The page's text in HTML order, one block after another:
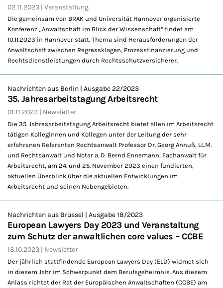
02.11.2023 Veranstaltung
Die gemeinsam von BRAK und Universität Hannover organisierte
Konferenz „Anwaltschaft im Blick der Wissenschaft“ findet am
10.11.2023 in Hannover statt. Thema sind Herausforderungen der
Anwaltschaft zwischen Regressklagen, Prozessfinanzierung und
Rechtsdienstleistungen durch Rechtsschutzversicherer.
Nachrichten aus Berlin | Ausgabe 22/2023
35. Jahresarbeitstagung Arbeitsrecht
01.11.2023 Newsletter
Die 35. Jahresarbeitstagung Arbeitsrecht bietet allen im Arbeitsrecht
tätigen Kolleginnen und Kollegen unter der Leitung der sehr
erfahrenen Referenten Rechtsanwalt Professor Dr. Georg Annuß, LL.M.
und Rechtsanwalt und Notar a. D. Bernd Ennemann, Fachanwalt für
Arbeitsrecht, am 24. und 25. November 2023 einen fundierten,
aktuellen Überblick über die aktuellen Entwicklungen im
Arbeitsrecht und seinen Nebengebieten.
Nachrichten aus Brüssel | Ausgabe 18/2023
European Lawyers Day 2023 und Veranstaltung
zum Schutz der anwaltlichen core values – CCBE
13.10.2023 Newsletter
Der jährlich stattfindende European Lawyers Day (ELD) widmet sich
in diesem Jahr im Schwerpunkt dem Berufsgeheimnis. Aus diesem
Anlass richtet der Rat der Europäischen Anwaltschaften (CCBE) am